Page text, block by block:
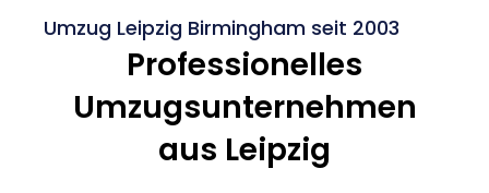
Umzug Leipzig Birmingham seit 2003
Professionelles
Umzugsunternehmen
aus Leipzig